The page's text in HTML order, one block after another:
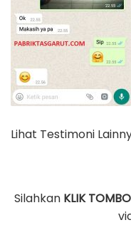
Lihat Testimoni
Silahkan KLIK